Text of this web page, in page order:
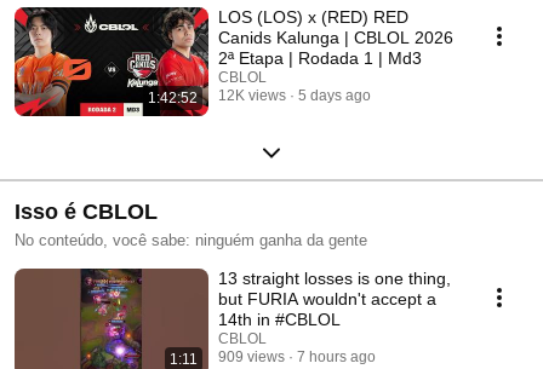
1:42:52
LOS (LOS) x (RED) RED
Canids Kalunga | CBLOL 2026
2ª Etapa | Rodada 1 | Md3
CBLOL
12K views
5 days ago
Isso é CBLOL
No conteúdo, você sabe: ninguém ganha da gente
1:11
13 straight losses is one thing,
but FURIA wouldn't accept a
14th in #CBLOL
CBLOL
909 views
7 hours ago